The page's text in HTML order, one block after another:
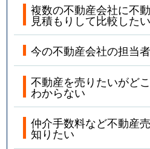
複数の不動産会社に不
見積もりして比較した
今の不動産会社の担当
不動産を売りたいがど
わからない
仲介手数料など不動産
知りたい